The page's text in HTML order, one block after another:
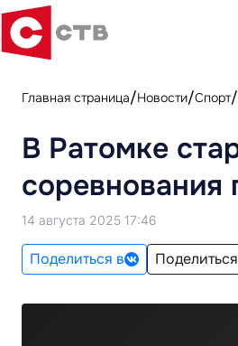
Главная страница Новости Спорт
В Ратомке
соревнования
14 августа 2025 17:46
Поделиться в